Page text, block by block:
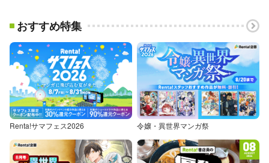
おすすめ特集
Renta!サマフェス2026 令嬢・異世界マンガ祭